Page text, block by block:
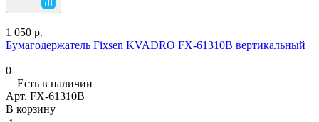
1 050 р.
Бумагодержатель Fixsen KVADRO FX-61310B вертикальный
0
Есть в наличии
Арт. FX-61310B
В корзину